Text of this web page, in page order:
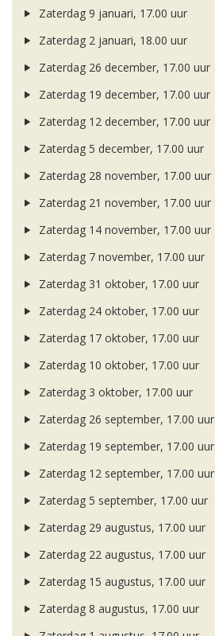
Zaterdag 9 januari, 17.00 uur
Zaterdag 2 januari, 18.00 uur
Zaterdag 26 december, 17.00 uur
Zaterdag 19 december, 17.00 uur
Zaterdag 12 december, 17.00 uur
Zaterdag 5 december, 17.00 uur
Zaterdag 28 november, 17.00 uur
Zaterdag 21 november, 17.00 uur
Zaterdag 14 november, 17.00 uur
Zaterdag 7 november, 17.00 uur
Zaterdag 31 oktober, 17.00 uur
Zaterdag 24 oktober, 17.00 uur
Zaterdag 17 oktober, 17.00 uur
Zaterdag 10 oktober, 17.00 uur
Zaterdag 3 oktober, 17.00 uur
Zaterdag 26 september, 17.00 uur
Zaterdag 19 september, 17.00 uur
Zaterdag 12 september, 17.00 uur
Zaterdag 5 september, 17.00 uur
Zaterdag 29 augustus, 17.00 uur
Zaterdag 22 augustus, 17.00 uur
Zaterdag 15 augustus, 17.00 uur
Zaterdag 8 augustus, 17.00 uur